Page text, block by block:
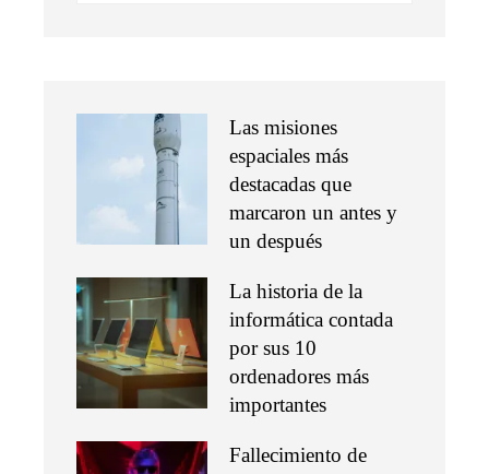
Las misiones
espaciales más
destacadas que
marcaron un antes y
un después
La historia de la
informática contada
por sus 10
ordenadores más
importantes
Fallecimiento de